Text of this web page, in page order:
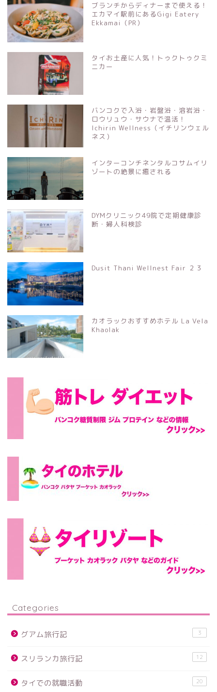
ブランチからディナーまで使える！
エカマイ駅前にあるGigi Eatery
Ekkamai（PR）
タイお土産に人気！トゥクトゥクミ
ニカー
バンコクで入浴・岩盤浴・溶岩浴・
ロウリュウ・サウナで温活！
Ichirin Wellness（イチリンウェル
ネス）
インターコンチネンタルコサムイリ
ゾートの絶景に癒される
DYMクリニック49院で定期健康診
断・婦人科検診
Dusit Thani Wellnest Fair ２３
カオラックおすすめホテル La Vela
Khaolak
Categories
グアム旅行記 3
スリランカ旅行記 12
タイでの就職活動 20